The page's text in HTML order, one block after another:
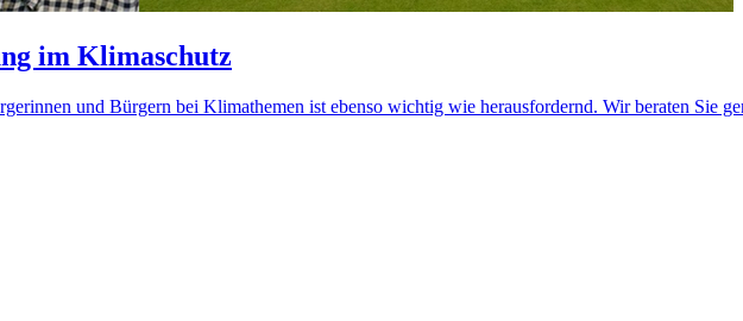
im Klimaschutz
und Bürgern bei Klimathemen ist ebenso wichtig wie herausfordernd. Wir beraten Sie